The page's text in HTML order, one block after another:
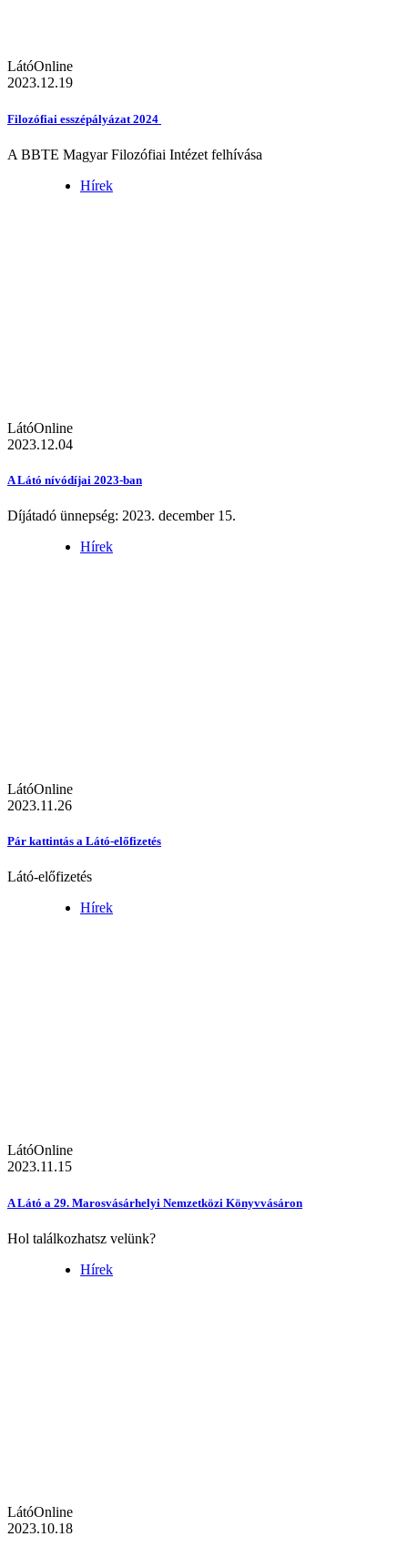
LátóOnline
2023.12.19
Filozófiai esszépályázat 2024
A BBTE Magyar Filozófiai Intézet felhívása
Hírek
LátóOnline
2023.12.04
A Látó nívódíjai 2023-ban
Díjátadó ünnepség: 2023. december 15.
Hírek
LátóOnline
2023.11.26
Pár kattintás a Látó-előfizetés
Látó-előfizetés
Hírek
LátóOnline
2023.11.15
A Látó a 29. Marosvásárhelyi Nemzetközi Könyvvásáron
Hol találkozhatsz velünk?
Hírek
LátóOnline
2023.10.18